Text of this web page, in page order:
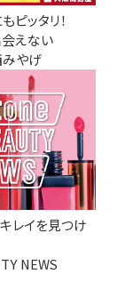
ピッタリ！
えない
やげ
レイを見つけ
NEWS